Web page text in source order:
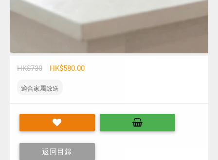
HK$730 HK$580.00
適合家屬致送
返回目錄